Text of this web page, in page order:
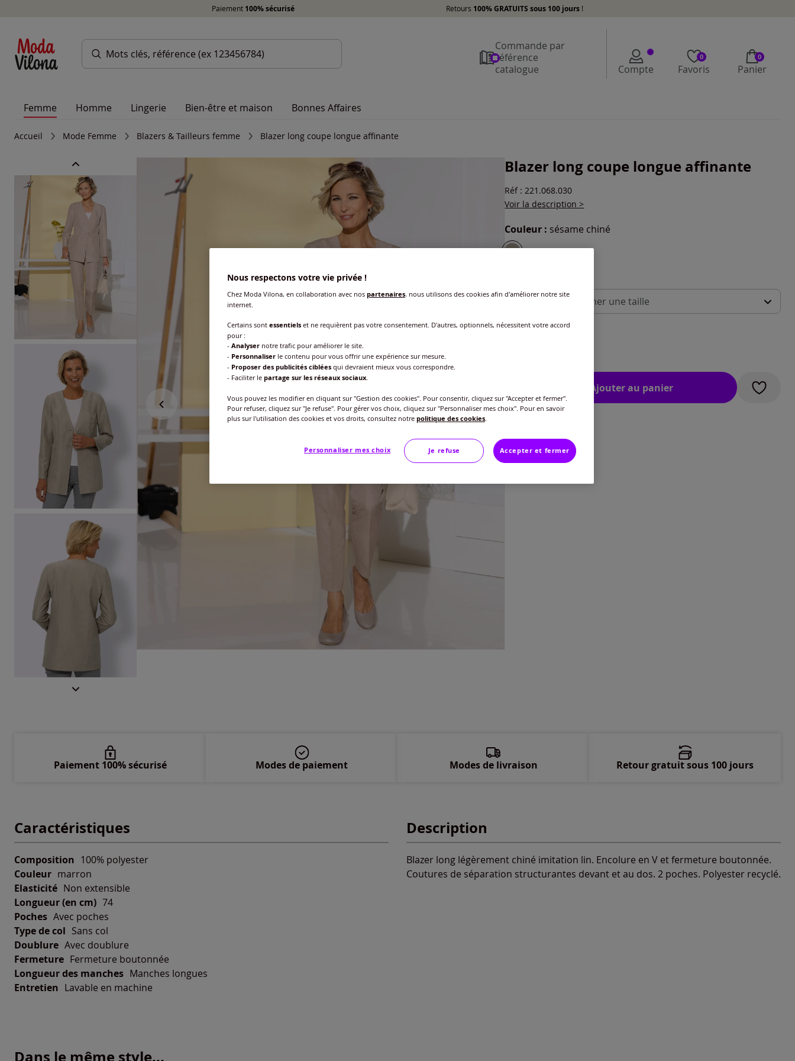
Paiement 100% sécurisé Retours 100% GRATUITS sous 100 jours !
Commande par
référence
catalogue
Compte
0
Favoris
0
Panier
Femme Homme Lingerie Bien-être et maison Bonnes Affaires
Accueil Mode Femme Blazers & Tailleurs femme Blazer long coupe longue affinante
Blazer long coupe longue affinante
Réf : 221.068.030
Voir la description >
Couleur : sésame chiné
Veuillez sélectionner une taille
40 -En stock
44 -En stock
48 -En stock
Guide des tailles
Ajouter au panier
Caractéristiques
Composition 100% polyester
Couleur marron
Elasticité Non extensible
Longueur (en cm) 74
Poches Avec poches
Type de col Sans col
Doublure Avec doublure
Fermeture Fermeture boutonnée
Longueur des manches Manches longues
Entretien Lavable en machine
Description
Blazer long légèrement chiné imitation lin. Encolure en V et fermeture boutonnée.
Coutures de séparation structurantes devant et au dos. 2 poches. Polyester recyclé.
Paiement 100% sécurisé Modes de paiement Modes de livraison Retour gratuit sous 100 jours
Dans le même style...
Nous respectons votre vie privée !
Chez Moda Vilona, en collaboration avec nos partenaires, nous utilisons des cookies afin d'améliorer notre site
internet.
Certains sont essentiels et ne requièrent pas votre consentement. D'autres, optionnels, nécessitent votre accord
pour :
- Analyser notre trafic pour améliorer le site.
- Personnaliser le contenu pour vous offrir une expérience sur mesure.
- Proposer des publicités ciblées qui devraient mieux vous correspondre.
- Faciliter le partage sur les réseaux sociaux.
Vous pouvez les modifier en cliquant sur "Gestion des cookies". Pour consentir, cliquez sur "Accepter et fermer".
Pour refuser, cliquez sur "Je refuse". Pour gérer vos choix, cliquez sur "Personnaliser mes choix". Pour en savoir
plus sur l'utilisation des cookies et vos droits, consultez notre politique des cookies.
Personnaliser mes choix Je refuse Accepter et fermer